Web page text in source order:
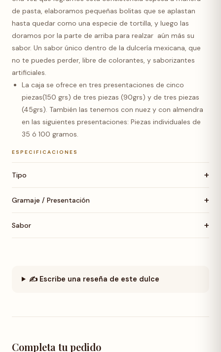
de pasta, elaboramos pequeñas bolitas que se aplastan
hasta quedar como una especie de tortilla, y luego las
doramos por la parte de arriba para realzar aún más su
sabor. Un sabor único dentro de la dulcería mexicana, que
no te puedes perder, libre de colorantes, y saborizantes
artificiales.
La caja se ofrece en tres presentaciones de cinco
piezas(150 grs) de tres piezas (90grs) y de tres piezas
(45grs). También las tenemos con nuez y con almendra
en las siguientes presentaciones: Piezas individuales de
35 ó 100 gramos.
ESPECIFICACIONES
Tipo +
Gramaje / Presentación +
Sabor +
✍️ Escribe una reseña de este dulce
Completa tu pedido